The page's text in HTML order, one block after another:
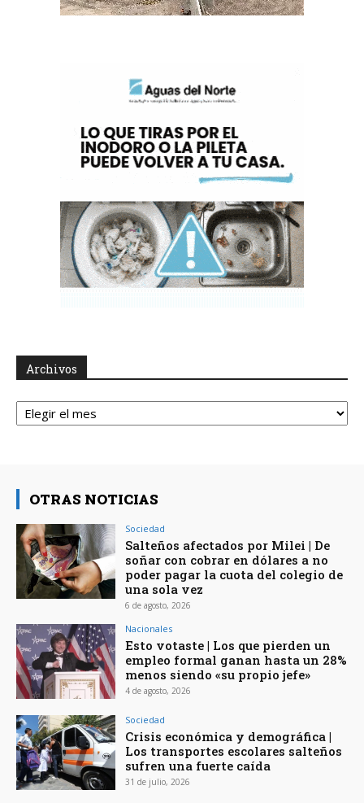
Archivos
Archivos
OTRAS NOTICIAS
Sociedad
Salteños afectados por Milei | De
soñar con cobrar en dólares a no
poder pagar la cuota del colegio de
una sola vez
6 de agosto, 2026
Nacionales
Esto votaste | Los que pierden un
empleo formal ganan hasta un 28%
menos siendo «su propio jefe»
4 de agosto, 2026
Sociedad
Crisis económica y demográfica |
Los transportes escolares salteños
sufren una fuerte caída
31 de julio, 2026